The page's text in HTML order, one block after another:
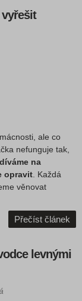
vyřešit
ale co
nefunguje tak,
na
opravit. Každá
věnovat
Přečíst článek
levnými